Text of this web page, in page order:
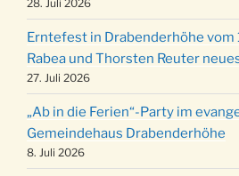
24.12.
Familiengottesdienst
Gemeindehaus um
24.12. Familiengottesdienst in
24.12.
15:00 Uhr
24.12.
Weihnachtsgottesdienst
18:00 Uhr
28. Juli 2026
Erntefest in Drabenderhöhe vom
Rabea und Thorsten Reuter
27. Juli 2026
„Ab in die Ferien“-Party im
Gemeindehaus Drabenderhöhe
8. Juli 2026